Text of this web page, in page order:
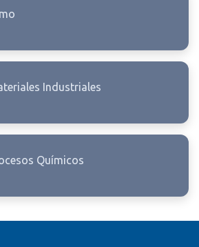
Industriales
Químicos